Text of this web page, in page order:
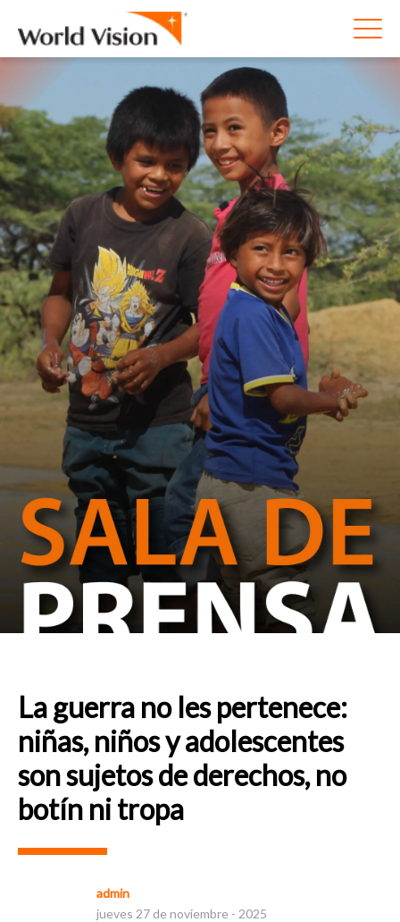
La guerra no les pertenece:
niñas, niños y adolescentes
son sujetos de derechos, no
botín ni tropa
admin
jueves 27 de noviembre - 2025